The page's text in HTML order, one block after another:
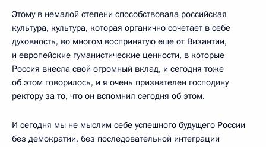
Этому в немалой степени способствовала российская
культура, культура, которая органично сочетает в себе
духовность, во многом воспринятую еще от Византии,
и европейские гуманистические ценности, в которые
Россия внесла свой огромный вклад, и сегодня тоже
об этом говорилось, и я очень признателен господину
ректору за то, что он вспомнил сегодня об этом.
И сегодня мы не мыслим себе успешного будущего России
без демократии, без последовательной интеграции